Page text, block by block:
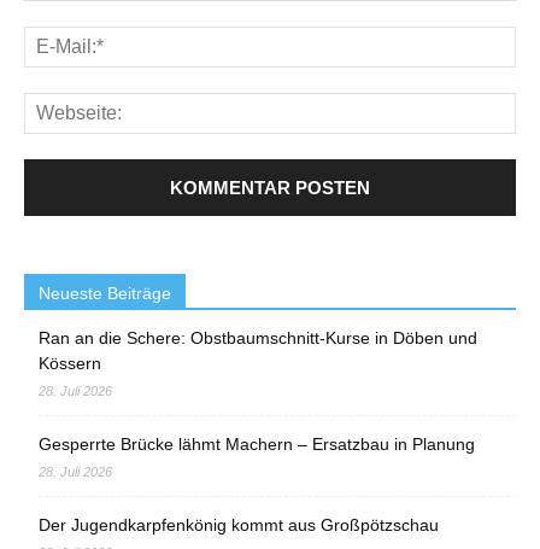
Neueste Beiträge
Ran an die Schere: Obstbaumschnitt-Kurse in Döben und
Kössern
28. Juli 2026
Gesperrte Brücke lähmt Machern – Ersatzbau in Planung
28. Juli 2026
Der Jugendkarpfenkönig kommt aus Großpötzschau